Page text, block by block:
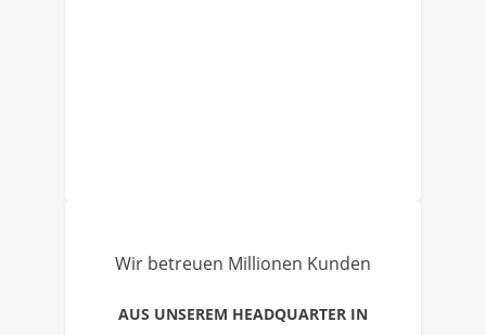
Wir betreuen Millionen Kunden
AUS UNSEREM HEADQUARTER IN